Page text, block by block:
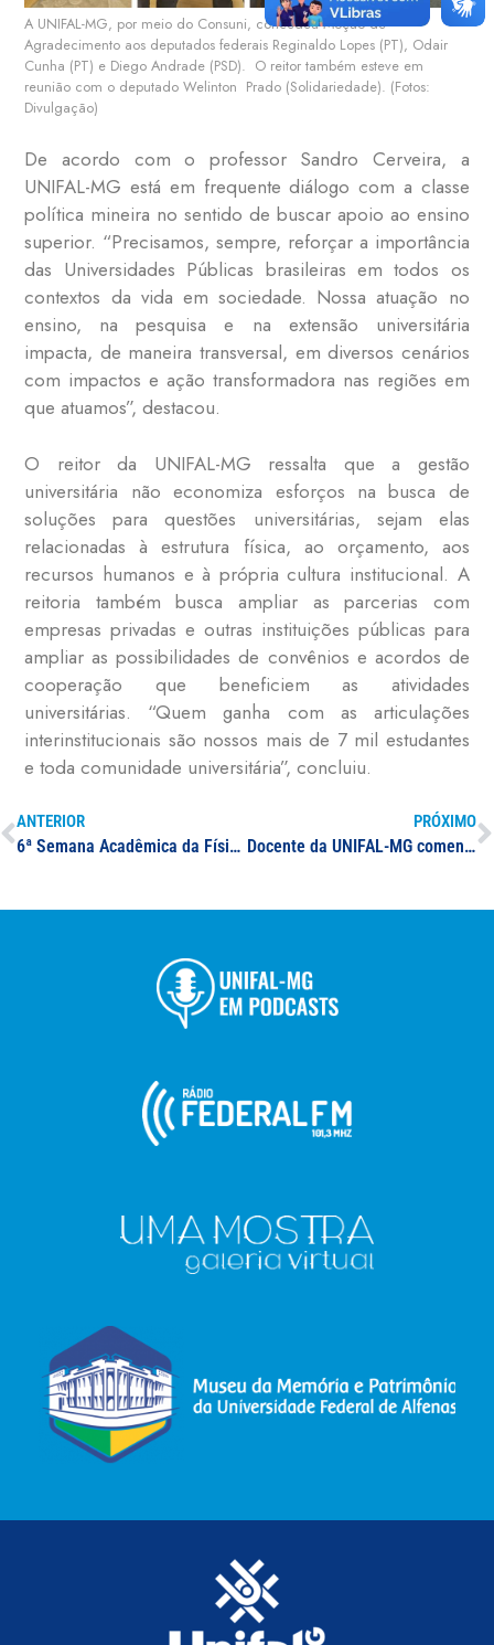
A UNIFAL-MG, por meio do Consuni, concedeu Moção de
Agradecimento aos deputados federais Reginaldo Lopes (PT), Odair
Cunha (PT) e Diego Andrade (PSD). O reitor também esteve em
reunião com o deputado Welinton Prado (Solidariedade). (Fotos:
Divulgação)
De acordo com o professor Sandro Cerveira, a
UNIFAL-MG está em frequente diálogo com a classe
política mineira no sentido de buscar apoio ao ensino
superior. “Precisamos, sempre, reforçar a importância
das Universidades Públicas brasileiras em todos os
contextos da vida em sociedade. Nossa atuação no
ensino, na pesquisa e na extensão universitária
impacta, de maneira transversal, em diversos cenários
com impactos e ação transformadora nas regiões em
que atuamos”, destacou.
O reitor da UNIFAL-MG ressalta que a gestão
universitária não economiza esforços na busca de
soluções para questões universitárias, sejam elas
relacionadas à estrutura física, ao orçamento, aos
recursos humanos e à própria cultura institucional. A
reitoria também busca ampliar as parcerias com
empresas privadas e outras instituições públicas para
ampliar as possibilidades de convênios e acordos de
cooperação que beneficiem as atividades
universitárias. “Quem ganha com as articulações
interinstitucionais são nossos mais de 7 mil estudantes
e toda comunidade universitária”, concluiu.
ANTERIOR
6ª Semana Acadêmica da Física da UNIFAL-MG conta com palestras, minicursos, mesas-redondas, apresentações de trabalhos e visitas guiadas pelos laboratórios do departamento
PRÓXIMO
Docente da UNIFAL-MG comenta situação da Covid-19 no sul de Minas